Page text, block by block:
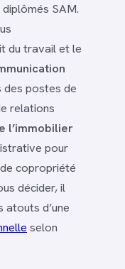
SAM.
du travail et le
postes de
relations
l’immobilier
pour
copropriété
décider, il
d’une
selon